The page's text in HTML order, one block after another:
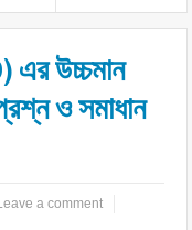
এর উচ্চমান
ও সমাধান
a comment